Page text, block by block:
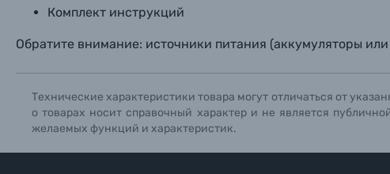
Комплект инструкций
Обратите внимание: источники питания (аккумуляторы
Технические характеристики товара могут отличаться от
о товарах носит справочный характер и не является
желаемых функций и характеристик.